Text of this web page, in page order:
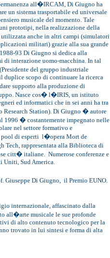
all�IRCAM, Di Giugno ha
un sistema trasportabile ed universale
musicale del momento. Tale
prototipi, nella realizzazione della
anche in altri campi (simulatori
militari) grazie alla sua grande
93 Di Giugno si dedica alla
di interazione uomo-macchina. In tal
del gruppo industriale
duplice scopo di continuare la ricerca
supporto alla produzione di
Nasce cos� l�IRIS, un istituto
ed informatici che in sei anni ha tra
Station). Di Giugno � autore
1996 � costantemente impegnato nelle
nel settore formativo e
di esperti l�opera Mort de
Tech, rappresentata alla Biblioteca di
citt� italiane. Numerose conferenze e
Uniti, Sud America.
Giuseppe Di Giugno, il Premio EUNO.
internazionale, affascinato dalla
all�arte musicale le sue profonde
di alto contenuto tecnologico per la
trovato in lui sintesi e forma di alta